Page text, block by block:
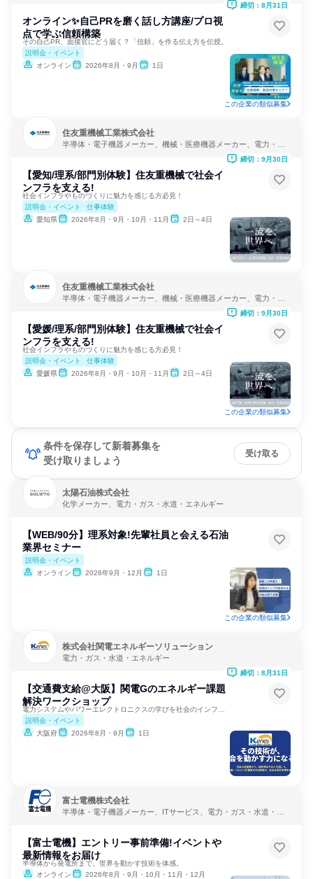
オンライン✨自己PRを磨く話し方講座/プロ視
点で学ぶ信頼構築
その自己PR、面接官にどう届く？「信頼」を作る伝え方を伝授。
説明会・イベント
オンライン
2026年8月・9月 1日
締切：8月31日
この企業の類似募集
住友重機械工業株式会社
半導体・電子機器メーカー、機械・医療機器メーカー、電力・ガ
【愛知/理系/部門別体験】住友重機械で社会イ
ンフラを支える!
社会インフラやものづくりに魅力を感じる方必見！
説明会・イベント
仕事体験
愛知県
2026年8月・9月・10月・11月 2日～4日
締切：9月30日
住友重機械工業株式会社
半導体・電子機器メーカー、機械・医療機器メーカー、電力・ガ
【愛媛/理系/部門別体験】住友重機械で社会イ
ンフラを支える!
社会インフラやものづくりに魅力を感じる方必見！
説明会・イベント
仕事体験
愛媛県
2026年8月・9月・10月・11月 2日～4日
締切：9月30日
この企業の類似募集
条件を保存して新着募集を
受け取りましょう
受け取る
太陽石油株式会社
化学メーカー、電力・ガス・水道・エネルギー
【WEB/90分】理系対象!先輩社員と会える石油
業界セミナー
説明会・イベント
オンライン
2026年9月・12月 1日
この企業の類似募集
株式会社関電エネルギーソリューション
電力・ガス・水道・エネルギー
【交通費支給@大阪】関電Gのエネルギー課題
解決ワークショップ
説明会・イベント
大阪府
2026年8月・9月 1日
締切：8月31日
富士電機株式会社
半導体・電子機器メーカー、ITサービス、電力・ガス・水道・エ
【富士電機】エントリー事前準備!イベントや
最新情報をお届け
半導体から発電所まで。世界を動かす技術を体感。
オンライン
2026年8月・9月・10月・11月・12月